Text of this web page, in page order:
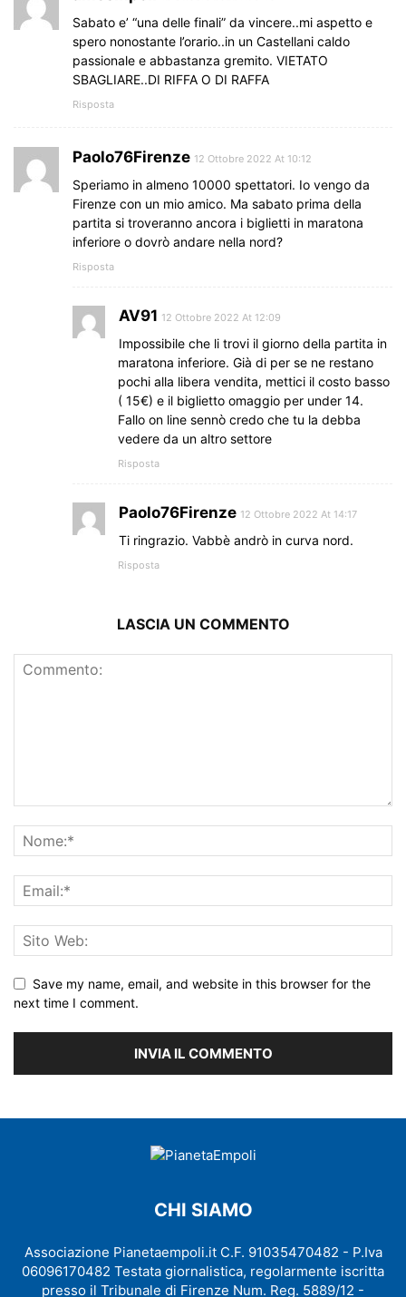
Sabato e’ “una delle finali” da vincere..mi aspetto e
spero nonostante l’orario..in un Castellani caldo
passionale e abbastanza gremito. VIETATO
SBAGLIARE..DI RIFFA O DI RAFFA
Risposta
Paolo76Firenze 12 Ottobre 2022 At 10:12
Speriamo in almeno 10000 spettatori. Io vengo da
Firenze con un mio amico. Ma sabato prima della
partita si troveranno ancora i biglietti in maratona
inferiore o dovrò andare nella nord?
Risposta
AV91 12 Ottobre 2022 At 12:09
Impossibile che li trovi il giorno della partita in
maratona inferiore. Già di per se ne restano
pochi alla libera vendita, mettici il costo basso
( 15€) e il biglietto omaggio per under 14.
Fallo on line sennò credo che tu la debba
vedere da un altro settore
Risposta
Paolo76Firenze 12 Ottobre 2022 At 14:17
Ti ringrazio. Vabbè andrò in curva nord.
Risposta
LASCIA UN COMMENTO
Save my name, email, and website in this browser for the
next time I comment.
CHI SIAMO
Associazione Pianetaempoli.it C.F. 91035470482 - P.Iva
06096170482 Testata giornalistica, regolarmente iscritta
presso il Tribunale di Firenze Num. Reg. 5889/12 -